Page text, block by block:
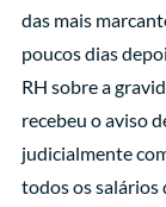
das mais
poucos dias
RH sobre a
recebeu o aviso
judicialmente
todos os salários